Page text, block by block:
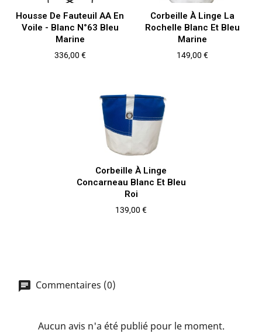
Housse De Fauteuil AA En
Voile - Blanc N°63 Bleu
Marine
Prix
336,00 €
Corbeille À Linge La
Rochelle Blanc Et Bleu
Marine
Prix
149,00 €
Corbeille À Linge
Concarneau Blanc Et Bleu
Roi
Prix
139,00 €
Commentaires (0)
Aucun avis n'a été publié pour le moment.